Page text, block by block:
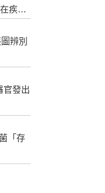
疾病
辨別
官發出
「存